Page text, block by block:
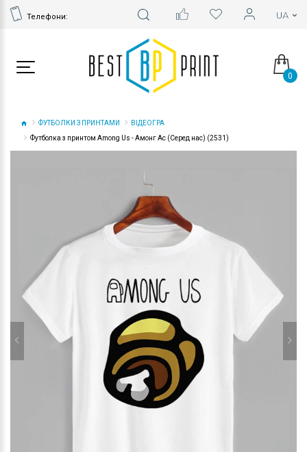
Телефони:
0
ФУТБОЛКИ З ПРИНТАМИ
ВІДЕОГРА
Футболка з принтом Among Us - Амонг Ас (Серед нас) (2531)